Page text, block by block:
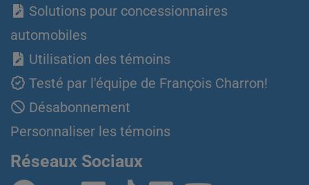
Solutions pour concessionnaires
automobiles
Utilisation des témoins
Testé par l'équipe de François Charron!
Désabonnement
Personnaliser les témoins
Réseaux Sociaux